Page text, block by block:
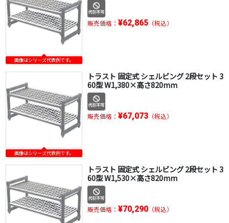
画像はシリーズ代表例です。
販売価格： ¥62,865（税込）
画像はシリーズ代表例です。
トラスト 固定式 シェルビング 2段セット 3
60型 W1,380×高さ820mm
販売価格： ¥67,073（税込）
トラスト 固定式 シェルビング 2段セット 3
60型 W1,530×高さ820mm
販売価格： ¥70,290（税込）